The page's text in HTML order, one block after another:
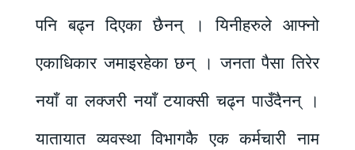
पनि बढ्न दिएका छैनन् । यिनीहरुले आफ्नो
एकाधिकार जमाइरहेका छन् । जनता पैसा तिरेर
नयाँ वा लक्जरी नयाँ टयाक्सी चढ्न पाउँदैनन् ।
यातायात व्यवस्था विभागकै एक कर्मचारी नाम